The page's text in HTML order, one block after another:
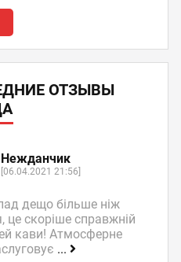
ОТЗЫВЫ
Нежданчик
[06.04.2021 21:56]
дещо більше ніж
це скоріше справжній
кави! Атмосферне
...